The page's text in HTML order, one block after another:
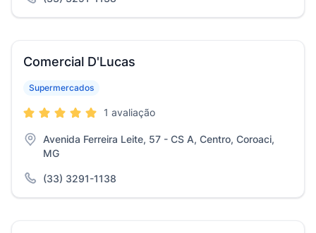
Comercial D'Lucas
Supermercados
1 avaliação
Avenida Ferreira Leite, 57 - CS A, Centro, Coroaci,
MG
(33) 3291-1138